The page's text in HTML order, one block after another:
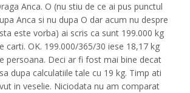
Anca. O (nu stiu de ce ai pus punctul
Anca si nu dupa O dar acum nu despre
este vorba) ai scris ca sunt 199.000 kg
carti. OK. 199.000/365/30 iese 18,17 kg
persoana. Deci ar fi fost mai bine decat
dupa calculatiile tale cu 19 kg. Timp ati
in veselie. Niciodata nu am comparat